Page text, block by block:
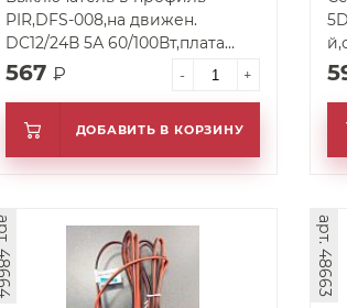
PIR,DFS-008,на движен.
DC12/24В 5А 60/100Вт,плата
10х32
567 ₽ - +
ДОБАВИТЬ В КОРЗИНУ
арт. 48663